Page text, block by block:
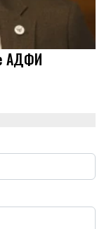
АДФИ